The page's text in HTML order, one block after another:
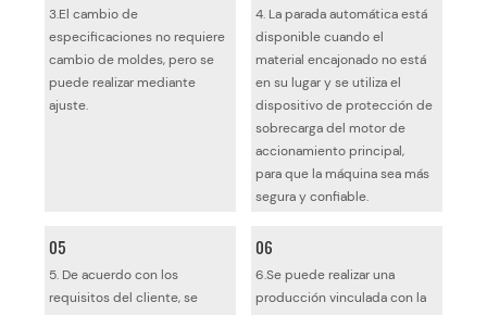
3.El cambio de
especificaciones no requiere
cambio de moldes, pero se
puede realizar mediante
ajuste.
4. La parada automática está
disponible cuando el
material encajonado no está
en su lugar y se utiliza el
dispositivo de protección de
sobrecarga del motor de
accionamiento principal,
para que la máquina sea más
segura y confiable.
05
5. De acuerdo con los
requisitos del cliente, se
06
6.Se puede realizar una
producción vinculada con la